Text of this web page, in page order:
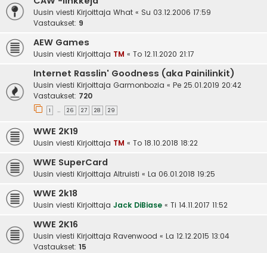
Uusin viesti Kirjoittaja What « Su 03.12.2006 17:59
Vastaukset: 9
AEW Games
Uusin viesti Kirjoittaja TM « To 12.11.2020 21:17
Internet Rasslin' Goodness (aka Painilinkit)
Uusin viesti Kirjoittaja Garmonbozia « Pe 25.01.2019 20:42
Vastaukset: 720
1 … 26 27 28 29
WWE 2K19
Uusin viesti Kirjoittaja TM « To 18.10.2018 18:22
WWE SuperCard
Uusin viesti Kirjoittaja Altruisti « La 06.01.2018 19:25
WWE 2k18
Uusin viesti Kirjoittaja Jack DiBiase « Ti 14.11.2017 11:52
WWE 2K16
Uusin viesti Kirjoittaja Ravenwood « La 12.12.2015 13:04
Vastaukset: 15